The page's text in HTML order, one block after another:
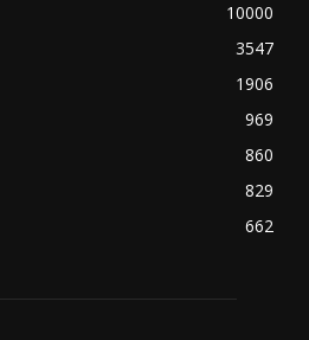
10000
3547
1906
969
860
829
662